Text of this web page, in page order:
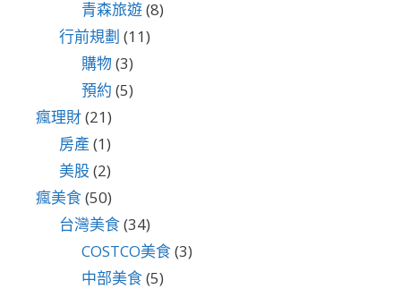
青森旅遊(8)
行前規劃 (11)
購物(3)
預約 (5)
瘋理財(21)
房產 (1)
美股(2)
瘋美食(50)
台灣美食(34)
COSTCO美食(3)
中部美食(5)